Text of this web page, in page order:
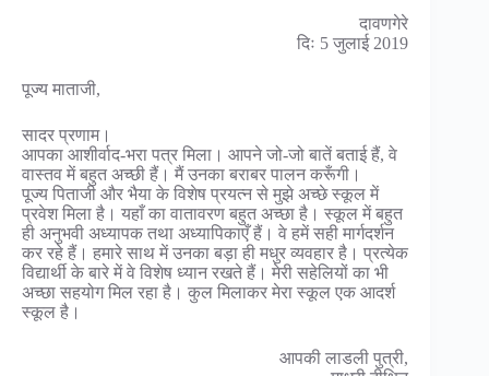
दावणगेरे
दिः 5 जुलाई 2019
पूज्य माताजी,
सादर प्रणाम।
आपका आशीर्वाद-भरा पत्र मिला। आपने जो-जो बातें बताई हैं, वे
वास्तव में बहुत अच्छी हैं। मैं उनका बराबर पालन करूँगी।
पूज्य पिताजी और भैया के विशेष प्रयत्न से मुझे अच्छे स्कूल में
प्रवेश मिला है। यहाँ का वातावरण बहुत अच्छा है। स्कूल में बहुत
ही अनुभवी अध्यापक तथा अध्यापिकाएँ हैं। वे हमें सही मार्गदर्शन
कर रहे हैं। हमारे साथ में उनका बड़ा ही मधुर व्यवहार है। प्रत्येक
विद्यार्थी के बारे में वे विशेष ध्यान रखते हैं। मेरी सहेलियों का भी
अच्छा सहयोग मिल रहा है। कुल मिलाकर मेरा स्कूल एक आदर्श
स्कूल है।
आपकी लाडली पुत्री,